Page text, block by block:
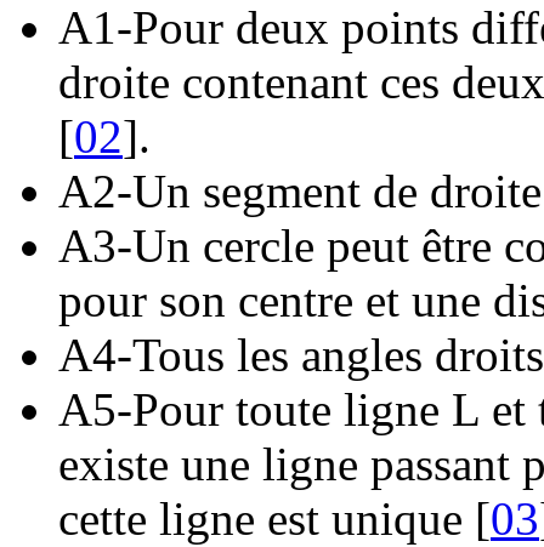
A1-Pour deux points
droite contenant ces
[02].
A2-Un segment de
A3-Un cercle peut être
pour son centre et une
A4-Tous les angles
A5-Pour toute ligne L
existe une ligne passant
cette ligne est unique [03